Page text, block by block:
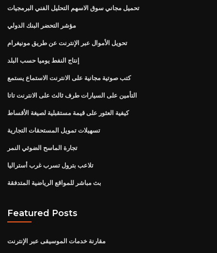
تحميل مجاني سوق الاسهم التحليل الفني البرمجيات
مؤشر التحضر البنك الدولي
تحويل الأموال عبر الإنترنت عن طريق مونيغرام
إنتاج النفط يوميا حسب البلد
كتب صوتية مجانية على الانترنت الاستماع يستمع
التأمين على السيارات طرف ثالث على الانترنت تاتا
كيفية العثور على قيمة مستقبلية لصيغة الأقساط
تسهيلات تمويل المستحقات التجارية
تجارة الماسح الضوئي النمر
تلاعب بترول تسرب غرب أستراليا
بث مباشر للمواقع الرياضية المتدفقة
Featured Posts
مقارنة خدمات الموسيقى عبر الإنترنت